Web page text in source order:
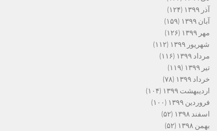
آذر ۱۳۹۹
(۱۲۴)
آبان ۱۳۹۹
(۱۵۹)
مهر ۱۳۹۹
(۱۲۶)
شهریور ۱۳۹۹
(۱۱۲)
مرداد ۱۳۹۹
(۱۱۶)
تیر ۱۳۹۹
(۱۱۹)
خرداد ۱۳۹۹
(۷۸)
اردیبهشت ۱۳۹۹
(۱۰۴)
فروردین ۱۳۹۹
(۱۰۰)
اسفند ۱۳۹۸
(۵۲)
بهمن ۱۳۹۸
(۵۲)